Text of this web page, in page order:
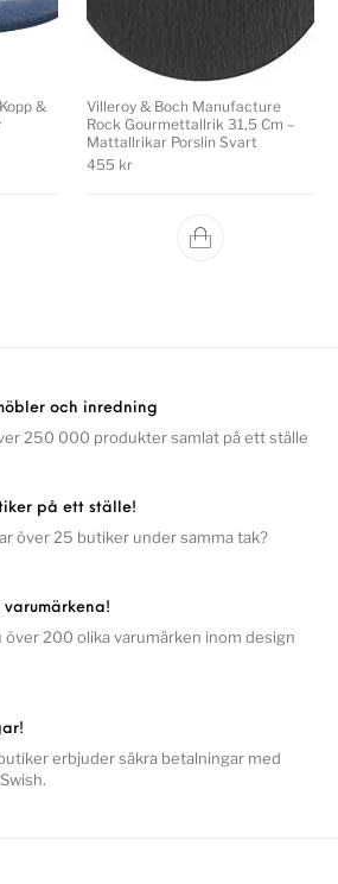
&
Villeroy & Boch Manufacture
Rock Gourmettallrik 31,5 Cm –
Mattallrikar Porslin Svart
455 kr
och inredning
250 000 produkter samlat på ett ställe
på ett ställe!
över 25 butiker under samma tak?
över 200 olika varumärken inom design
erbjuder säkra betalningar med